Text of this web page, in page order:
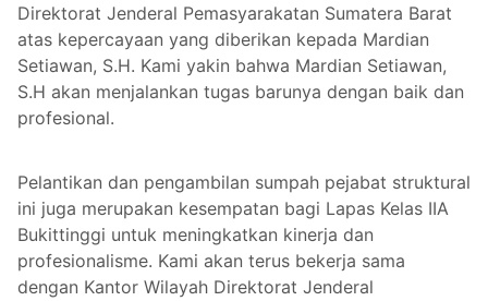
Direktorat Jenderal Pemasyarakatan Sumatera Barat
atas kepercayaan yang diberikan kepada Mardian
Setiawan, S.H. Kami yakin bahwa Mardian Setiawan,
S.H akan menjalankan tugas barunya dengan baik dan
profesional.
Pelantikan dan pengambilan sumpah pejabat struktural
ini juga merupakan kesempatan bagi Lapas Kelas IIA
Bukittinggi untuk meningkatkan kinerja dan
profesionalisme. Kami akan terus bekerja sama
dengan Kantor Wilayah Direktorat Jenderal